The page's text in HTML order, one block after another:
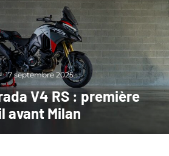
· 17 septembre 2025
V4 RS : première
avant Milan